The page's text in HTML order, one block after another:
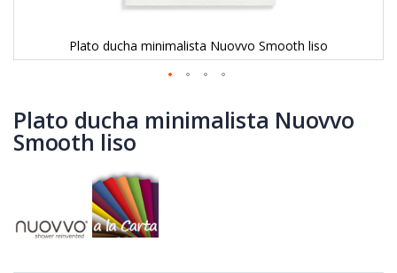
Plato ducha minimalista Nuovvo Smooth liso
al
comienzo
de
Plato ducha minimalista Nuovvo
Smooth liso